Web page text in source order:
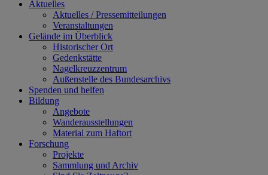
Aktuelles
Aktuelles / Pressemitteilungen
Veranstaltungen
Gelände im Überblick
Historischer Ort
Gedenkstätte
Nagelkreuzzentrum
Außenstelle des Bundesarchivs
Spenden und helfen
Bildung
Angebote
Wanderausstellungen
Material zum Haftort
Forschung
Projekte
Sammlung und Archiv